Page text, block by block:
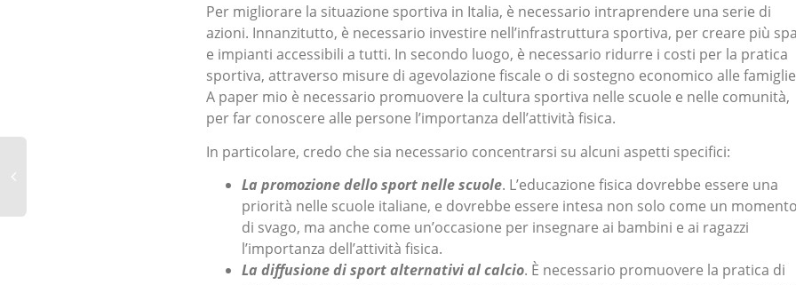
Per migliorare la situazione sportiva in Italia, è necessario intraprendere una serie di
azioni. Innanzitutto, è necessario investire nell’infrastruttura sportiva, per creare più
e impianti accessibili a tutti. In secondo luogo, è necessario ridurre i costi per la pratica
sportiva, attraverso misure di agevolazione fiscale o di sostegno economico alle
A paper mio è necessario promuovere la cultura sportiva nelle scuole e nelle comunità,
per far conoscere alle persone l’importanza dell’attività fisica.
In particolare, credo che sia necessario concentrarsi su alcuni aspetti specifici:
La promozione dello sport nelle scuole. L’educazione fisica dovrebbe essere una
priorità nelle scuole italiane, e dovrebbe essere intesa non solo come un momento
di svago, ma anche come un’occasione per insegnare ai bambini e ai ragazzi
l’importanza dell’attività fisica.
La diffusione di sport alternativi al calcio. È necessario promuovere la pratica di